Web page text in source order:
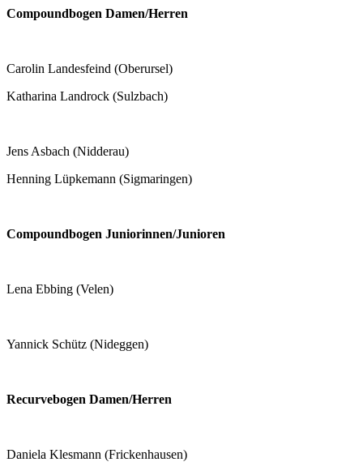
Compoundbogen Damen/Herren
Carolin Landesfeind (Oberursel)
Katharina Landrock (Sulzbach)
Jens Asbach (Nidderau)
Henning Lüpkemann (Sigmaringen)
Compoundbogen Juniorinnen/Junioren
Lena Ebbing (Velen)
Yannick Schütz (Nideggen)
Recurvebogen Damen/Herren
Daniela Klesmann (Frickenhausen)